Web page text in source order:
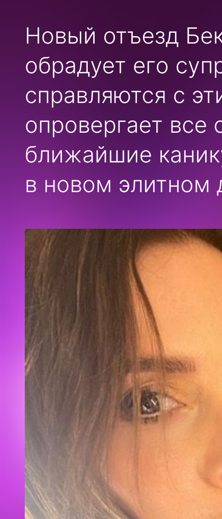
Новый отъезд
обрадует его
справляются с
опровергает все
ближайшие
в новом